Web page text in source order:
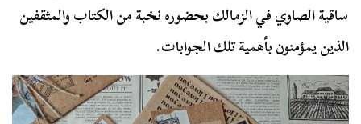
ساقية الصاوي في الزمالك بحضوره نخبة من الكتاب والمثقفين
الذين يمؤمنون بأهمية تلك الجوابات.